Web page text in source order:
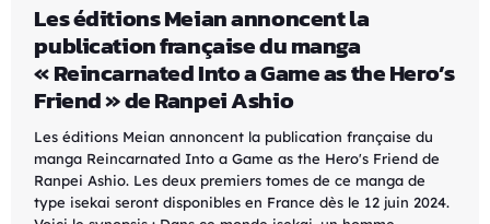
Les éditions Meian annoncent la
publication française du manga
« Reincarnated Into a Game as the Hero’s
Friend » de Ranpei Ashio
Les éditions Meian annoncent la publication française du
manga Reincarnated Into a Game as the Hero's Friend de
Ranpei Ashio. Les deux premiers tomes de ce manga de
type isekai seront disponibles en France dès le 12 juin 2024.